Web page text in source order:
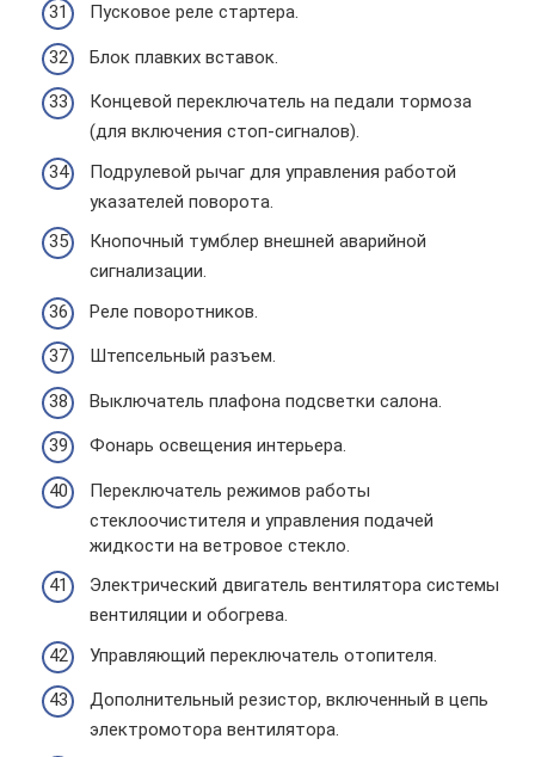
Пусковое реле стартера.
Блок плавких вставок.
Концевой переключатель на педали тормоза
(для включения стоп-сигналов).
Подрулевой рычаг для управления работой
указателей поворота.
Кнопочный тумблер внешней аварийной
сигнализации.
Реле поворотников.
Штепсельный разъем.
Выключатель плафона подсветки салона.
Фонарь освещения интерьера.
Переключатель режимов работы
стеклоочистителя и управления подачей
жидкости на ветровое стекло.
Электрический двигатель вентилятора системы
вентиляции и обогрева.
Управляющий переключатель отопителя.
Дополнительный резистор, включенный в цепь
электромотора вентилятора.